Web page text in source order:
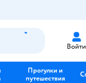
Войти
Прогулки и
путешествия